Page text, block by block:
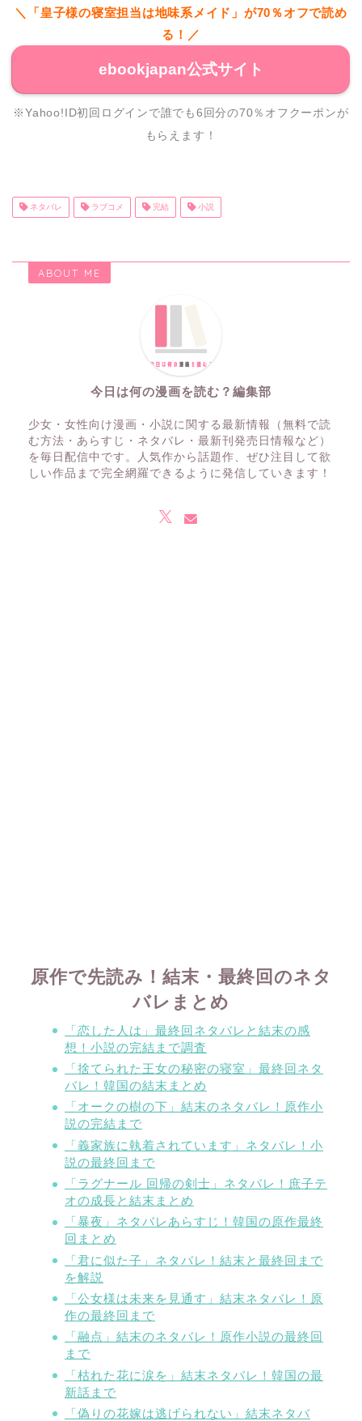
＼「皇子様の寝室担当は地味系メイド」が70％オフで読め
る！／
ebookjapan公式サイト
※Yahoo!ID初回ログインで誰でも6回分の70％オフクーポンが
もらえます！
ネタバレ ラブコメ 完結 小説
ABOUT ME
今日は何の漫画を読む？編集部
少女・女性向け漫画・小説に関する最新情報（無料で読
む方法・あらすじ・ネタバレ・最新刊発売日情報など）
を毎日配信中です。人気作から話題作、ぜひ注目して欲
しい作品まで完全網羅できるように発信していきます！
原作で先読み！結末・最終回のネタ
バレまとめ
「恋した人は」最終回ネタバレと結末の感
想！小説の完結まで調査
「捨てられた王女の秘密の寝室」最終回ネタ
バレ！韓国の結末まとめ
「オークの樹の下」結末のネタバレ！原作小
説の完結まで
「義家族に執着されています」ネタバレ！小
説の最終回まで
「ラグナール 回帰の剣士」ネタバレ！庶子テ
オの成長と結末まとめ
「暴夜」ネタバレあらすじ！韓国の原作最終
回まとめ
「君に似た子」ネタバレ！結末と最終回まで
を解説
「公女様は未来を見通す」結末ネタバレ！原
作の最終回まで
「融点」結末のネタバレ！原作小説の最終回
まで
「枯れた花に涙を」結末ネタバレ！韓国の最
新話まで
「偽りの花嫁は逃げられない」結末ネタバ